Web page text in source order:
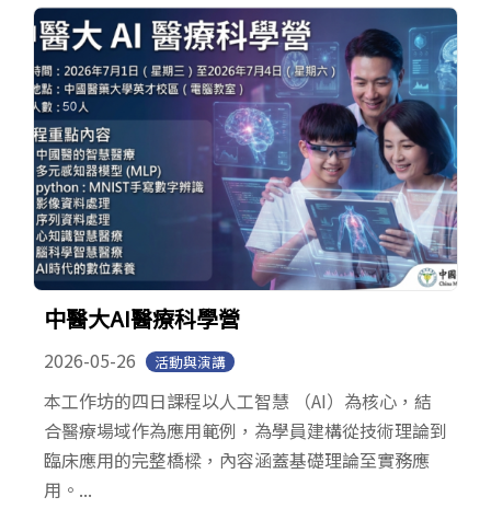
中醫大AI醫療科學營
2026-05-26 活動與演講
本工作坊的四日課程以人工智慧 （AI）為核心，結
合醫療場域作為應用範例，為學員建構從技術理論到
臨床應用的完整橋樑，內容涵蓋基礎理論至實務應
用。...